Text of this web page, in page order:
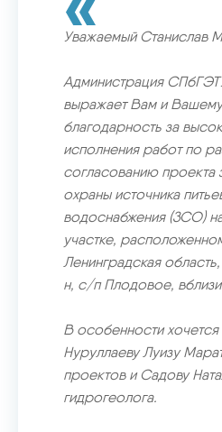
Уважаемый Станислав
Администрация
выражает Вам и Вашему
благодарность за
исполнения работ по
согласованию проекта
охраны источника
водоснабжения (ЗСО)
участке,
Ленинградская
н, с/п Плодовое,
В особенности хочется
Нуруллаеву Луизу
проектов и Садову
гидрогеолога.